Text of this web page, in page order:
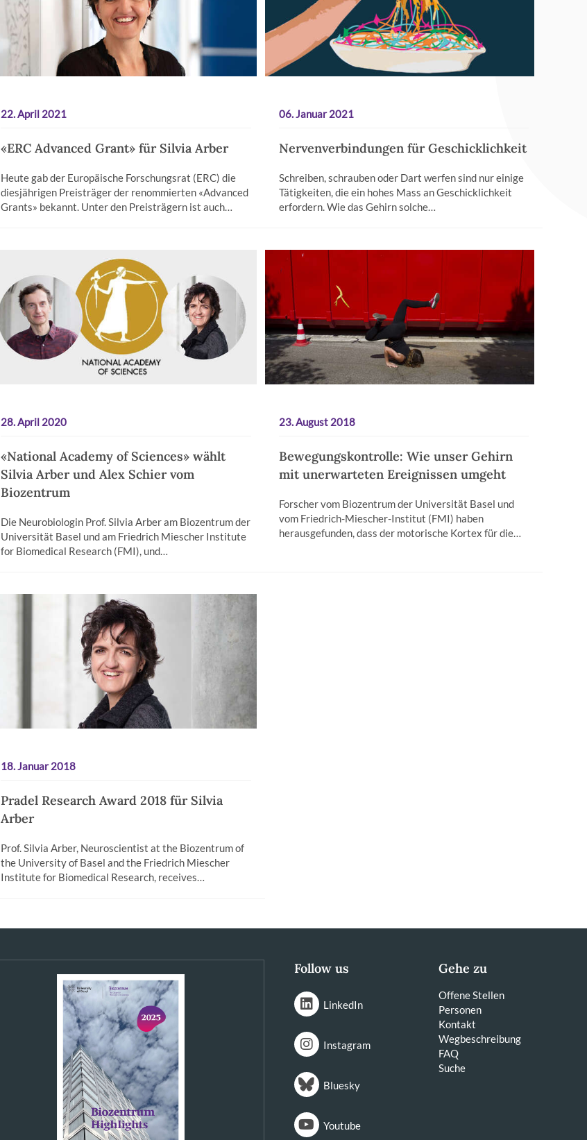
22. April 2021
«ERC Advanced Grant» für Silvia Arber
Heute gab der Europäische Forschungsrat (ERC) die
diesjährigen Preisträger der renommierten «Advanced
Grants» bekannt. Unter den Preisträgern ist auch…
06. Januar 2021
Nervenverbindungen für Geschicklichkeit
Schreiben, schrauben oder Dart werfen sind nur einige
Tätigkeiten, die ein hohes Mass an Geschicklichkeit
erfordern. Wie das Gehirn solche…
28. April 2020
«National Academy of Sciences» wählt
Silvia Arber und Alex Schier vom
Biozentrum
Die Neurobiologin Prof. Silvia Arber am Biozentrum der
Universität Basel und am Friedrich Miescher Institute
for Biomedical Research (FMI), und…
23. August 2018
Bewegungskontrolle: Wie unser Gehirn
mit unerwarteten Ereignissen umgeht
Forscher vom Biozentrum der Universität Basel und
vom Friedrich-Miescher-Institut (FMI) haben
herausgefunden, dass der motorische Kortex für die…
18. Januar 2018
Pradel Research Award 2018 für Silvia
Arber
Prof. Silvia Arber, Neuroscientist at the Biozentrum of
the University of Basel and the Friedrich Miescher
Institute for Biomedical Research, receives…
Follow us
LinkedIn
Instagram
Bluesky
Youtube
Gehe zu
Offene Stellen
Personen
Kontakt
Wegbeschreibung
FAQ
Suche